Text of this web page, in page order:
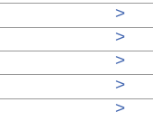
>
>
>
>
>